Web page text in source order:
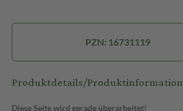
PZN: 16731119
Produktdetails/
Diese Seite wird gerade überarbeitet!